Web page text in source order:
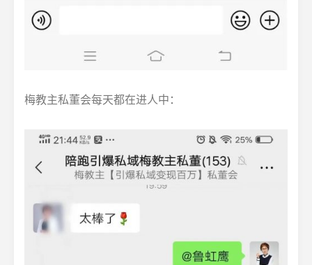
梅教主私董会每天都在进人中：